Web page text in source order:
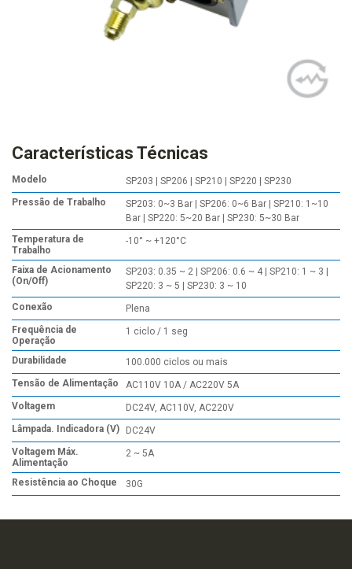
Características Técnicas
Modelo
SP203 | SP206 | SP210 | SP220 | SP230
Pressão de Trabalho
SP203: 0~3 Bar | SP206: 0~6 Bar | SP210: 1~10
Bar | SP220: 5~20 Bar | SP230: 5~30 Bar
Temperatura de
Trabalho
-10° ~ +120°C
Faixa de Acionamento
(On/Off)
SP203: 0.35 ~ 2 | SP206: 0.6 ~ 4 | SP210: 1 ~ 3 |
SP220: 3 ~ 5 | SP230: 3 ~ 10
Conexão
Plena
Frequência de
Operação
1 ciclo / 1 seg
Durabilidade
100.000 ciclos ou mais
Tensão de Alimentação
AC110V 10A / AC220V 5A
Voltagem
DC24V, AC110V, AC220V
Lâmpada. Indicadora (V)
DC24V
Voltagem Máx.
Alimentação
2 ~ 5A
Resistência ao Choque 30G